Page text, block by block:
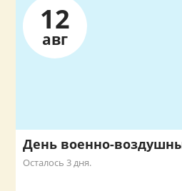
12
авг
День военно-
Осталось 3 дня.